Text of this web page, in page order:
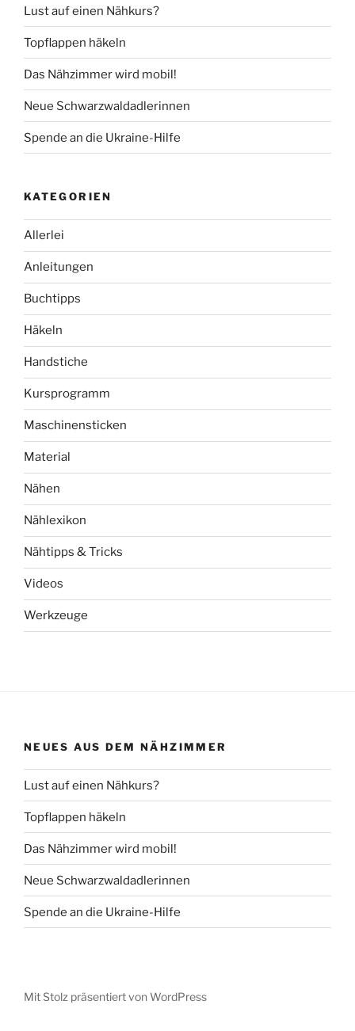
Lust auf einen Nähkurs?
Topflappen häkeln
Das Nähzimmer wird mobil!
Neue Schwarzwaldadlerinnen
Spende an die Ukraine-Hilfe
KATEGORIEN
Allerlei
Anleitungen
Buchtipps
Häkeln
Handstiche
Kursprogramm
Maschinensticken
Material
Nähen
Nählexikon
Nähtipps & Tricks
Videos
Werkzeuge
NEUES AUS DEM NÄHZIMMER
Lust auf einen Nähkurs?
Topflappen häkeln
Das Nähzimmer wird mobil!
Neue Schwarzwaldadlerinnen
Spende an die Ukraine-Hilfe
Mit Stolz präsentiert von WordPress